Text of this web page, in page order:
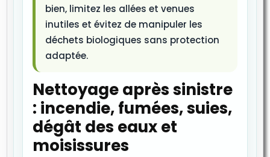
bien, limitez les allées et venues
inutiles et évitez de manipuler les
déchets biologiques sans protection
adaptée.
Nettoyage après sinistre
: incendie, fumées, suies,
dégât des eaux et
moisissures